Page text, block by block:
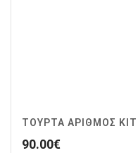
ΤΟΥΡΤΑ ΑΡΙΘΜΟΣ
90.00€